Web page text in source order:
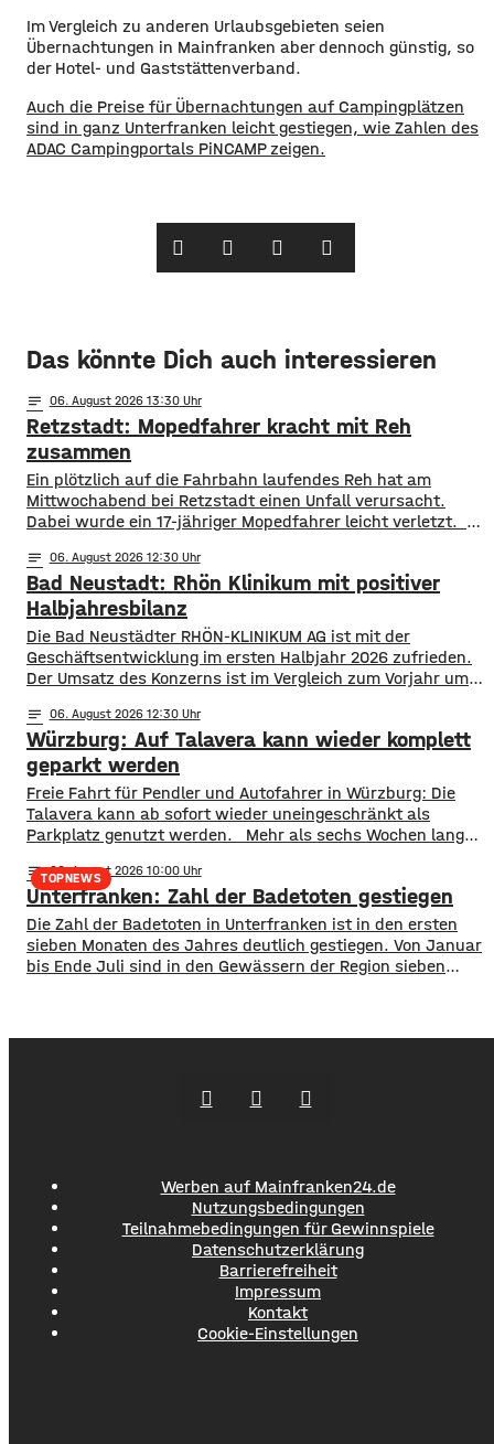
Im Vergleich zu anderen Urlaubsgebieten seien
Übernachtungen in Mainfranken aber dennoch günstig, so
der Hotel- und Gaststättenverband.
Auch die Preise für Übernachtungen auf Campingplätzen
sind in ganz Unterfranken leicht gestiegen, wie Zahlen des
ADAC Campingportals PiNCAMP zeigen.
Das könnte Dich auch interessieren
notes 06. August 2026 13:30
Retzstadt: Mopedfahrer kracht mit Reh
zusammen
​​Ein plötzlich auf die Fahrbahn laufendes Reh hat am
Mittwochabend bei Retzstadt einen Unfall verursacht.
Dabei wurde ein 17-jähriger Mopedfahrer leicht verletzt. ​
seinem Moped zwischen Retzstadt und Güntersleben
unterwegs. Etwa 800 Meter nach dem Ortsausgang von
Retzstadt trat plötzlich das Reh auf die Fahrbahn. ​Der 17-
Jährige erfasste das Tier und stürzte. Er kam mit leichten
Verletzungen
notes 06. August 2026 12:30
Bad Neustadt: Rhön Klinikum mit positiver
Halbjahresbilanz
Die Bad Neustädter RHÖN-KLINIKUM AG ist mit der
Geschäftsentwicklung im ersten Halbjahr 2026 zufrieden.
Der Umsatz des Konzerns ist im Vergleich zum Vorjahr um
Von Januar bis Juni wurden fast 514.000 Patientinnen und
Patienten ambulant und stationär behandelt, 9 % mehr als
im Vorjahr. Für das
notes 06. August 2026 12:30
Würzburg: Auf Talavera kann wieder komplett
geparkt werden
​​Freie Fahrt für Pendler und Autofahrer in Würzburg: Die
Talavera kann ab sofort wieder uneingeschränkt als
Parkplatz genutzt werden. ​Mehr als sechs Wochen lang
wurde auf der Talavera das Kiliani gefeiert, anschließend
war ein Circus zu Gast. ​Mittlerweile sind sowohl das
Fest- als auch das Circuszelt wieder abgebaut und
verschwunden. …
TOPNEWS
notes 06. August 2026 10:00
Unterfranken: Zahl der Badetoten gestiegen
Die Zahl der Badetoten in Unterfranken ist in den ersten
sieben Monaten des Jahres deutlich gestiegen. Von Januar
bis Ende Juli sind in den Gewässern der Region sieben
Werben auf Mainfranken24.de
Nutzungsbedingungen
Teilnahmebedingungen für Gewinnspiele
Datenschutzerklärung
Barrierefreiheit
Impressum
Kontakt
Cookie-Einstellungen